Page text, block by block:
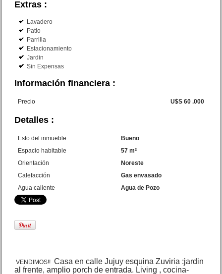
3084 San Bernardo
Extras :
Lavadero
Patio
Parrilla
Estacionamiento
Jardin
Sin Expensas
Información financiera :
Precio U$S 60 .000
Detalles :
Esto del inmueble
Bueno
Espacio habitable
57 m²
Orientación
Noreste
Calefacción
Gas envasado
Agua caliente
Agua de Pozo
VENDIMOS!! Casa en calle Jujuy esquina Zuviria :jardin
al frente, amplio porch de entrada. Living , cocina-